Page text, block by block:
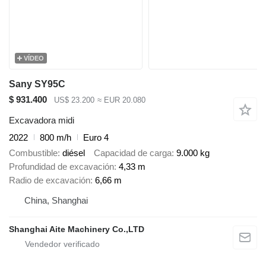
VÍDEO
Sany SY95C
$ 931.400
US$ 23.200 ≈ EUR 20.080
Excavadora midi
2022
800 m/h
Euro 4
Combustible diésel Capacidad de carga 9.000 kg
Profundidad de excavación 4,33 m
Radio de excavación 6,66 m
China, Shanghai
Shanghai Aite Machinery Co.,LTD